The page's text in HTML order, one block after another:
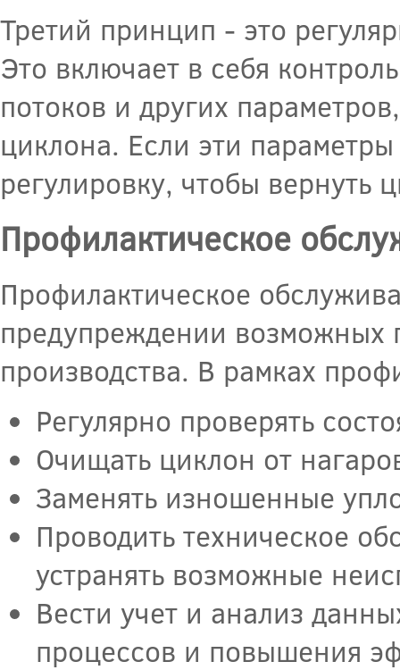
Третий принцип - это
Это включает в себя
потоков и других
циклона. Если эти
регулировку, чтобы вернуть
Профилактическое
Профилактическое
предупреждении возможных
производства. В рамках
Регулярно проверять
Очищать циклон от
Заменять изношенные
Проводить техническое
устранять возможные
Вести учет и анализ
процессов и повышения